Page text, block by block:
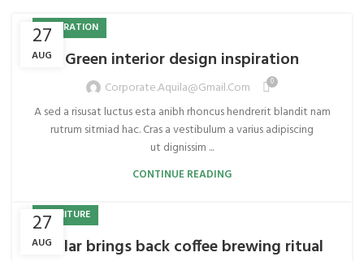
27
AUG
INSPIRATION
Green interior design inspiration
Corporate.aquila@gmail.com 0
A sed a risusat luctus esta anibh rhoncus hendrerit blandit nam
rutrum sitmiad hac. Cras a vestibulum a varius adipiscing
ut dignissim ...
CONTINUE READING
27
AUG
FURNITURE
Collar brings back coffee brewing ritual